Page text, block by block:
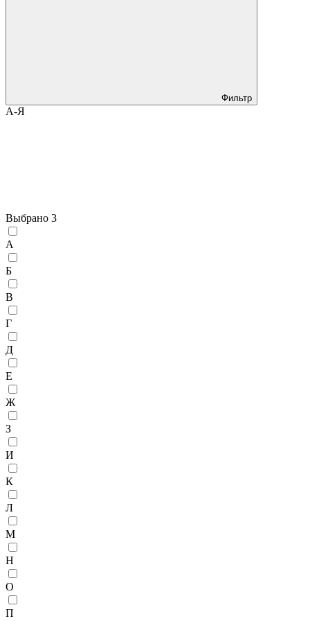
Фильтр
А-Я
Выбрано 3
А
Б
В
Г
Д
Е
Ж
З
И
К
Л
М
Н
О
П